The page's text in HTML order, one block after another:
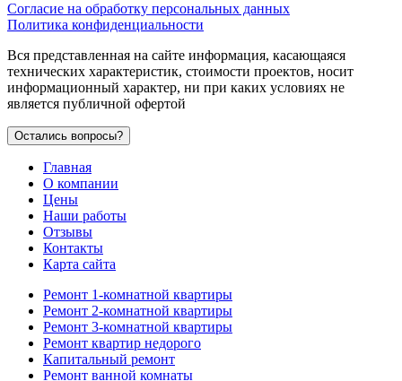
Согласие на обработку персональных данных
Политика конфиденциальности
Вся представленная на сайте информация, касающаяся
технических характеристик, стоимости проектов, носит
информационный характер, ни при каких условиях не
является публичной офертой
Остались вопросы?
Главная
О компании
Цены
Наши работы
Отзывы
Контакты
Карта сайта
Ремонт 1-комнатной квартиры
Ремонт 2-комнатной квартиры
Ремонт 3-комнатной квартиры
Ремонт квартир недорого
Капитальный ремонт
Ремонт ванной комнаты